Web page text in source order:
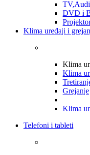
DVD i
Klima uređaji i
Klima
Klima
Grejanje
Klima
Telefoni i tableti